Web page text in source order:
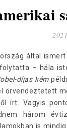
által
– hála
díjas kém
örvendeztetett
írt. Vagyis
három
is